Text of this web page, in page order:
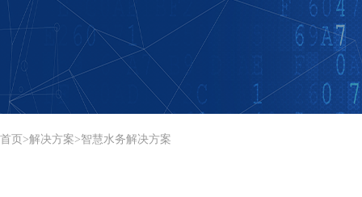
首页 >解决方案>智慧水务解决方案